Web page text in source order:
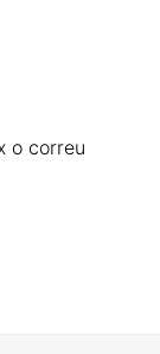
o correu